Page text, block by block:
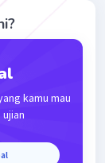
kamu mau